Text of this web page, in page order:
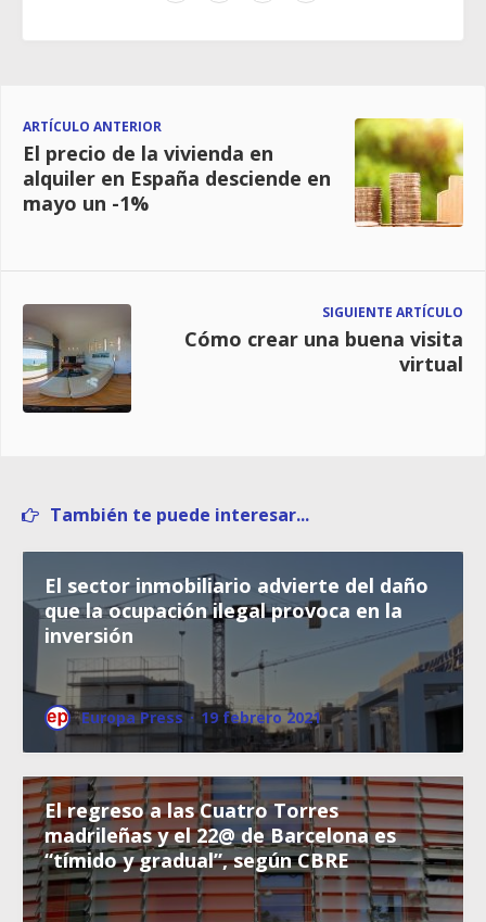
ARTÍCULO ANTERIOR
El precio de la vivienda en
alquiler en España desciende en
mayo un -1%
SIGUIENTE ARTÍCULO
Cómo crear una buena visita
virtual
También te puede interesar...
El sector inmobiliario advierte del daño
que la ocupación ilegal provoca en la
inversión
Europa Press · 19 febrero 2021
El regreso a las Cuatro Torres
madrileñas y el 22@ de Barcelona es
“tímido y gradual”, según CBRE